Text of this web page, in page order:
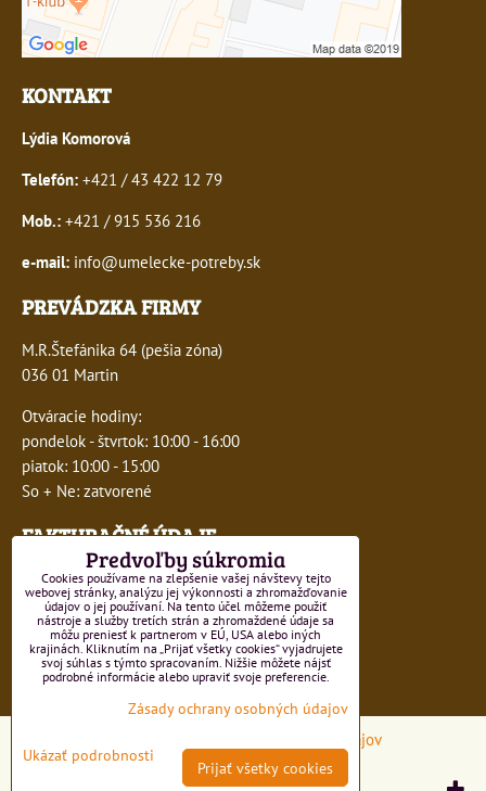
KONTAKT
Lýdia Komorová
Telefón: +421 / 43 422 12 79
Mob.: +421 / 915 536 216
e-mail: info@umelecke-potreby.sk
PREVÁDZKA FIRMY
M.R.Štefánika 64 (pešia zóna)
036 01 Martin
Otváracie hodiny:
pondelok - štvrtok: 10:00 - 16:00
piatok: 10:00 - 15:00
So + Ne: zatvorené
FAKTURAČNÉ ÚDAJE
IČO:41243277
DIČ:1047749593
IČ DPH:SK1047749593
Číslo živnostenského registra 550-15499
Zásady ochrany osobných údajov
Predvoľby súkromia
Cookies používame na zlepšenie vašej návštevy tejto
webovej stránky, analýzu jej výkonnosti a zhromažďovanie
údajov o jej používaní. Na tento účel môžeme použiť
nástroje a služby tretích strán a zhromaždené údaje sa
môžu preniesť k partnerom v EÚ, USA alebo iných
krajinách. Kliknutím na „Prijať všetky cookies“ vyjadrujete
svoj súhlas s týmto spracovaním. Nižšie môžete nájsť
podrobné informácie alebo upraviť svoje preferencie.
Zásady ochrany osobných údajov
Ukázať podrobnosti
Prijať všetky cookies